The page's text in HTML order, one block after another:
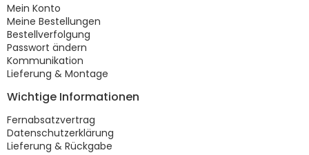
Mein Konto
Meine Bestellungen
Bestellverfolgung
Passwort ändern
Kommunikation
Lieferung & Montage
Wichtige Informationen
Fernabsatzvertrag
Datenschutzerklärung
Lieferung & Rückgabe